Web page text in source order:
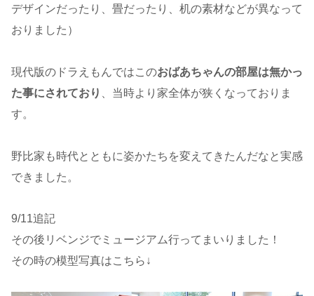
デザインだったり、畳だったり、机の素材などが異なって
おりました）
現代版のドラえもんではこのおばあちゃんの部屋は無かっ
た事にされており
、当時より家全体が狭くなっておりま
す。
野比家も時代とともに姿かたちを変えてきたんだなと実感
できました。
9/11追記
その後リベンジでミュージアム行ってまいりました！
その時の模型写真はこちら↓